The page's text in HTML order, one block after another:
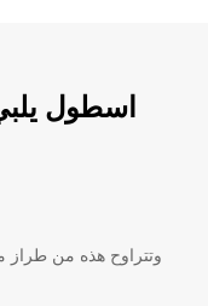
اسطول
وتتراوح هذه من طراز